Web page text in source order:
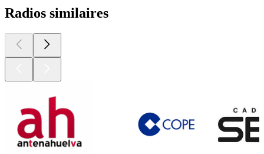
Radios similaires